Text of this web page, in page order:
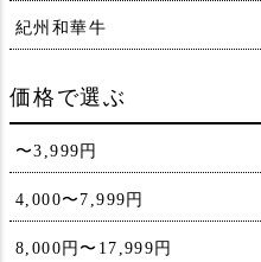
紀州和華牛
価格で選ぶ
〜3,999円
4,000〜7,999円
8,000円〜17,999円